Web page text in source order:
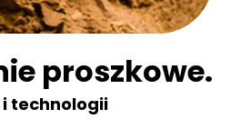
proszkowe.
i technologii